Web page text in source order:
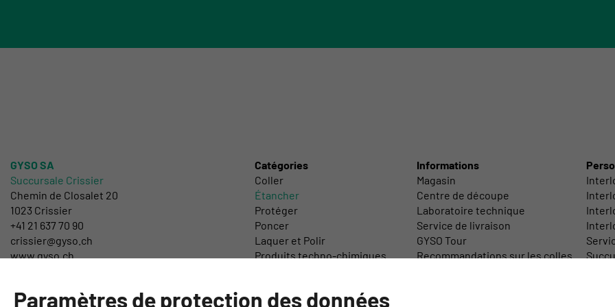
Catégories
Coller
Étancher
Protéger
Poncer
Laquer et Polir
Produits techno-chimiques
Informations
Magasin
Centre de découpe
Laboratoire technique
Service de livraison
GYSO Tour
Recommandations sur les colles
GYSO SA
Succursale Crissier
Chemin de Closalet 20
1023 Crissier
+41 21 637 70 90
crissier@gyso.ch
www.gyso.ch
Paramètres de protection des données